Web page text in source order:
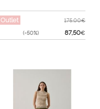
Outlet
(-50%)
175,00€
87,50€